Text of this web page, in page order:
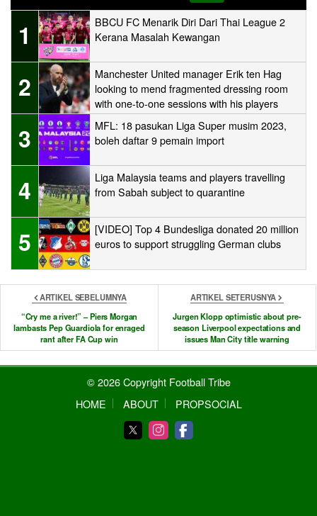
1
BBCU FC Menarik Diri Dari Thai League 2
Kerana Masalah Kewangan
2
Manchester United manager Erik ten Hag
looking to mend fragmented dressing room
with one-to-one sessions with his players
3
MFL: 18 pasukan Liga Super musim 2023,
boleh daftar 9 pemain import
4
Liga Malaysia teams and players travelling
from Sabah subject to quarantine
5
[VIDEO] Top 4 Bundesliga donated 20 million
euros to support struggling German clubs
ARTIKEL SEBELUMNYA
“Cry me a river!” – Piers Morgan
lambasts Pep Guardiola for enraged
rant after FA Cup win
ARTIKEL SETERUSNYA
Jurgen Klopp optimistic about pre-
season Liverpool expectations and
issues Man City title warning
© 2026 Copyright Football Tribe
HOME
ABOUT PROPSOCIAL